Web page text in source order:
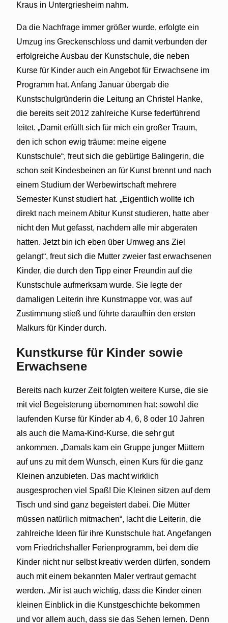
Kraus in Untergriesheim nahm.
Da die Nachfrage immer größer wurde, erfolgte ein
Umzug ins Greckenschloss und damit verbunden der
erfolgreiche Ausbau der Kunstschule, die neben
Kurse für Kinder auch ein Angebot für Erwachsene im
Programm hat. Anfang Januar übergab die
Kunstschulgründerin die Leitung an Christel Hanke,
die bereits seit 2012 zahlreiche Kurse federführend
leitet. „Damit erfüllt sich für mich ein großer Traum,
den ich schon ewig träume: meine eigene
Kunstschule“, freut sich die gebürtige Balingerin, die
schon seit Kindesbeinen an für Kunst brennt und nach
einem Studium der Werbewirtschaft mehrere
Semester Kunst studiert hat. „Eigentlich wollte ich
direkt nach meinem Abitur Kunst studieren, hatte aber
nicht den Mut gefasst, nachdem alle mir abgeraten
hatten. Jetzt bin ich eben über Umweg ans Ziel
gelangt“, freut sich die Mutter zweier fast erwachsenen
Kinder, die durch den Tipp einer Freundin auf die
Kunstschule aufmerksam wurde. Sie legte der
damaligen Leiterin ihre Kunstmappe vor, was auf
Zustimmung stieß und führte daraufhin den ersten
Malkurs für Kinder durch.
Kunstkurse für Kinder sowie
Erwachsene
Bereits nach kurzer Zeit folgten weitere Kurse, die sie
mit viel Begeisterung übernommen hat: sowohl die
laufenden Kurse für Kinder ab 4, 6, 8 oder 10 Jahren
als auch die Mama-Kind-Kurse, die sehr gut
ankommen. „Damals kam ein Gruppe junger Müttern
auf uns zu mit dem Wunsch, einen Kurs für die ganz
Kleinen anzubieten. Das macht wirklich
ausgesprochen viel Spaß! Die Kleinen sitzen auf dem
Tisch und sind ganz begeistert dabei. Die Mütter
müssen natürlich mitmachen“, lacht die Leiterin, die
zahlreiche Ideen für ihre Kunstschule hat. Angefangen
vom Friedrichshaller Ferienprogramm, bei dem die
Kinder nicht nur selbst kreativ werden dürfen, sondern
auch mit einem bekannten Maler vertraut gemacht
werden. „Mir ist auch wichtig, dass die Kinder einen
kleinen Einblick in die Kunstgeschichte bekommen
und vor allem auch, dass sie das Sehen lernen. Denn